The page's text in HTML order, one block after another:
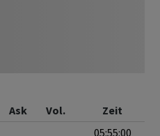
Ask Vol.
Zeit
05:55:00